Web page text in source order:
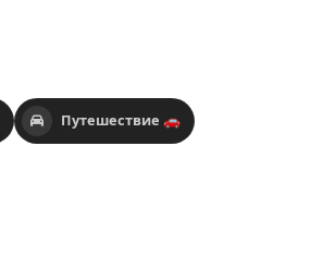
Путешествие 🚗